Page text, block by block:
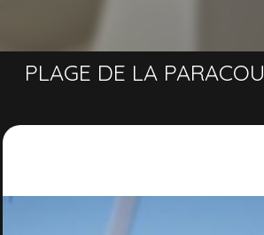
PLAGE DE LA PARACOU